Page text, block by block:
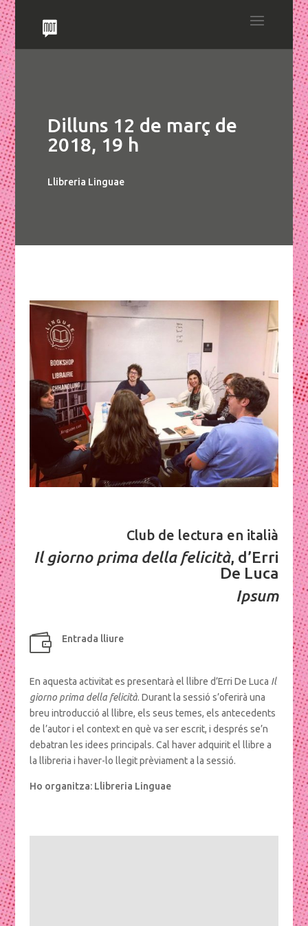
Dilluns 12 de març de
2018, 19 h
Llibreria Linguae
Club de lectura en italià
Il giorno prima della felicità, d’Erri
De Luca
Ipsum
 Entrada lliure
En aquesta activitat es presentarà el llibre d’Erri De Luca Il
giorno prima della felicità. Durant la sessió s’oferirà una
breu introducció al llibre, els seus temes, els antecedents
de l’autor i el context en què va ser escrit, i després se’n
debatran les idees principals. Cal haver adquirit el llibre a
la llibreria i haver-lo llegit prèviament a la sessió.
Ho organitza: Llibreria Linguae